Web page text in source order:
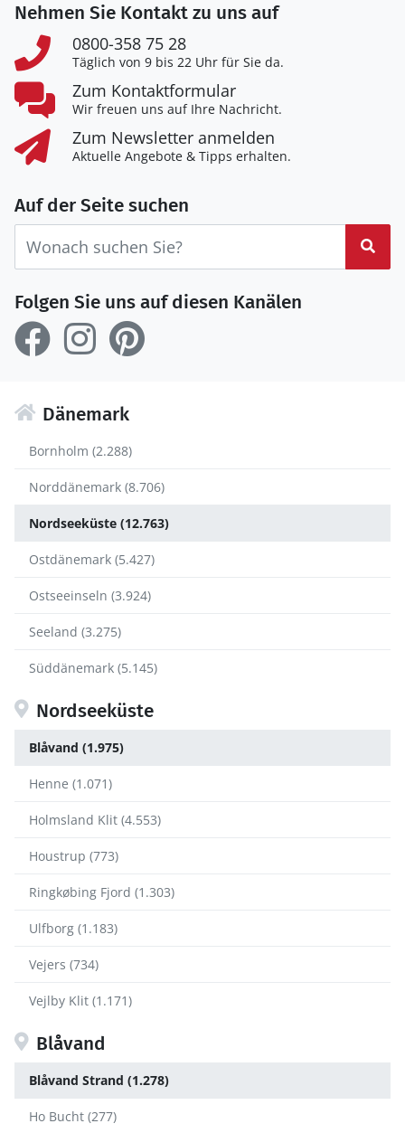
Nehmen Sie Kontakt zu uns auf
0800-358 75 28
Täglich von 9 bis 22 Uhr für Sie da.
Zum Kontaktformular
Wir freuen uns auf Ihre Nachricht.
Zum Newsletter anmelden
Aktuelle Angebote & Tipps erhalten.
Auf der Seite suchen
Folgen Sie uns auf diesen Kanälen
Dänemark
Bornholm (2.288)
Norddänemark (8.706)
Nordseeküste (12.763)
Ostdänemark (5.427)
Ostseeinseln (3.924)
Seeland (3.275)
Süddänemark (5.145)
Nordseeküste
Blåvand (1.975)
Henne (1.071)
Holmsland Klit (4.553)
Houstrup (773)
Ringkøbing Fjord (1.303)
Ulfborg (1.183)
Vejers (734)
Vejlby Klit (1.171)
Blåvand
Blåvand Strand (1.278)
Ho Bucht (277)